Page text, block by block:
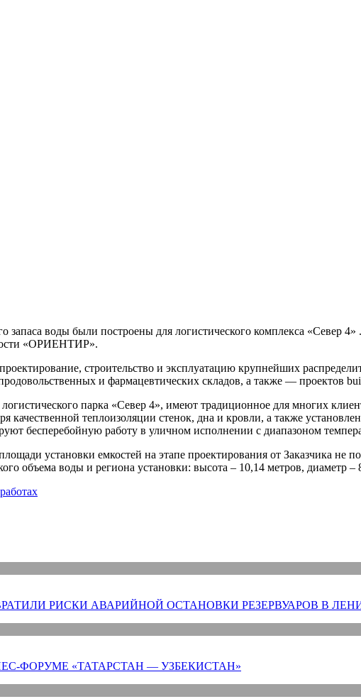
запаса воды были построены для логистического комплекса «Север
«ОРИЕНТИР».
строительство и эксплуатацию крупнейших
и фармацевтических складов, а также — проектов
парка «Север 4», имеют традиционное для многих
качественной теплоизоляции стенок, дна и кровли, а также
бесперебойную работу в уличном исполнении с диапазоном
установки емкостей на этапе проектирования от Заказчика
объема воды и региона установки: высота – 10,14 метров, диаметр –
РИСКИ АВАРИЙНОЙ ОСТАНОВКИ РЕЗЕРВУАРОВ В
ФОРУМЕ «ТАТАРСТАН — УЗБЕКИСТАН»